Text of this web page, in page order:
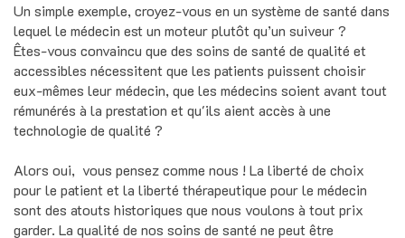
Un simple exemple, croyez-vous en un système de santé dans
lequel le médecin est un moteur plutôt qu’un suiveur ?
Êtes-vous convaincu que des soins de santé de qualité et
accessibles nécessitent que les patients puissent choisir
eux-mêmes leur médecin, que les médecins soient avant tout
rémunérés à la prestation et qu'ils aient accès à une
technologie de qualité ?
Alors oui, vous pensez comme nous ! La liberté de choix
pour le patient et la liberté thérapeutique pour le médecin
sont des atouts historiques que nous voulons à tout prix
garder. La qualité de nos soins de santé ne peut être